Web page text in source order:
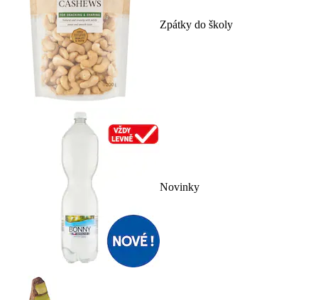
Zpátky do školy
Novinky